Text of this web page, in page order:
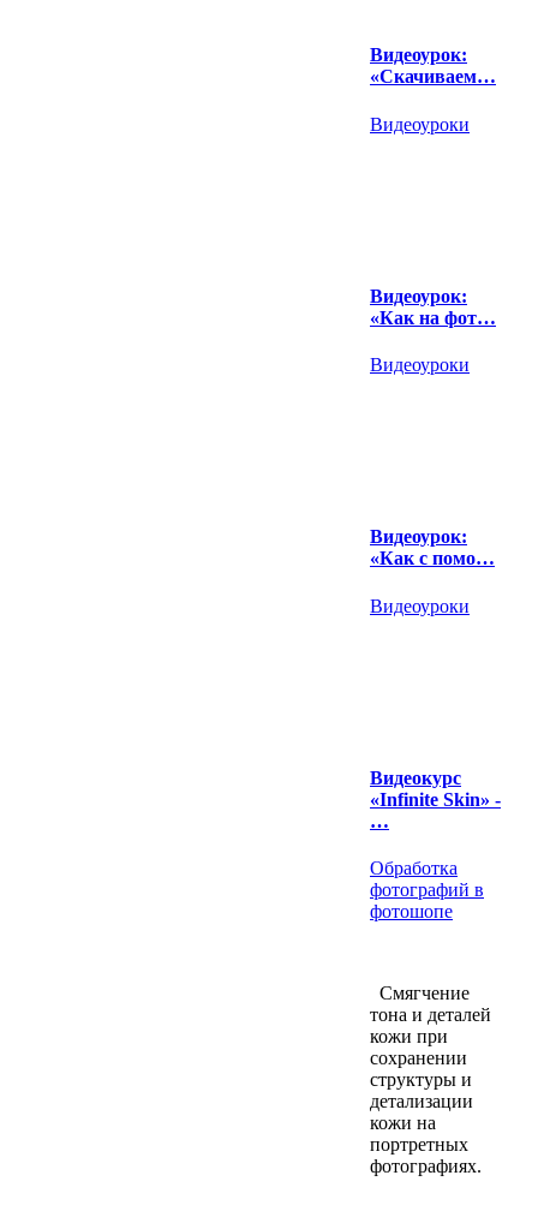
Видеоурок:
«Скачиваем…
Видеоуроки
Видеоурок:
«Как на фот…
Видеоуроки
Видеоурок:
«Как с помо…
Видеоуроки
Видеокурс
«Infinite Skin» -
…
Обработка
фотографий в
фотошопе
Смягчение
тона и деталей
кожи при
сохранении
структуры и
детализации
кожи на
портретных
фотографиях.